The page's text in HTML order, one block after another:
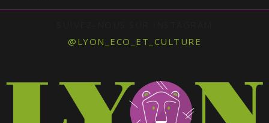
@LYON_ECO_ET_CULTURE